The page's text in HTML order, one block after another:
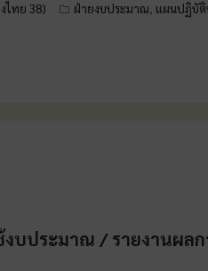
ไทย 38) ฝ่ายงบประมาณ, แผนปฏิบัติ
บประมาณ / รายงานผลก